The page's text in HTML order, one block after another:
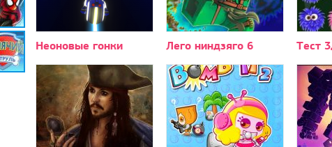
Неоновые гонки Лего ниндзяго 6 Тест